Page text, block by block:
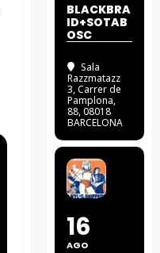
BLACKBRA
ID+SOTAB
OSC
Sala
Razzmatazz
3, Carrer de
Pamplona,
88, 08018
BARCELONA
16
AGO